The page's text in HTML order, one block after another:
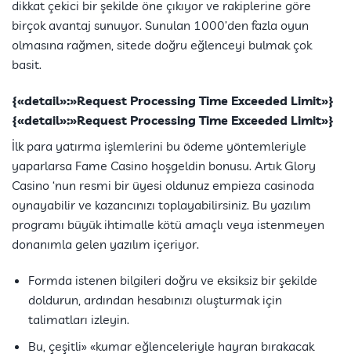
dikkat çekici bir şekilde öne çıkıyor ve rakiplerine göre
birçok avantaj sunuyor. Sunulan 1000’den fazla oyun
olmasına rağmen, sitede doğru eğlenceyi bulmak çok
basit.
{«detail»:»Request Processing Time Exceeded Limit»}
{«detail»:»Request Processing Time Exceeded Limit»}
İlk para yatırma işlemlerini bu ödeme yöntemleriyle
yaparlarsa Fame Casino hoşgeldin bonusu. Artık Glory
Casino ‘nun resmi bir üyesi oldunuz empieza casinoda
oynayabilir ve kazancınızı toplayabilirsiniz. Bu yazılım
programı büyük ihtimalle kötü amaçlı veya istenmeyen
donanımla gelen yazılım içeriyor.
Formda istenen bilgileri doğru ve eksiksiz bir şekilde
doldurun, ardından hesabınızı oluşturmak için
talimatları izleyin.
Bu, çeşitli» «kumar eğlenceleriyle hayran bırakacak